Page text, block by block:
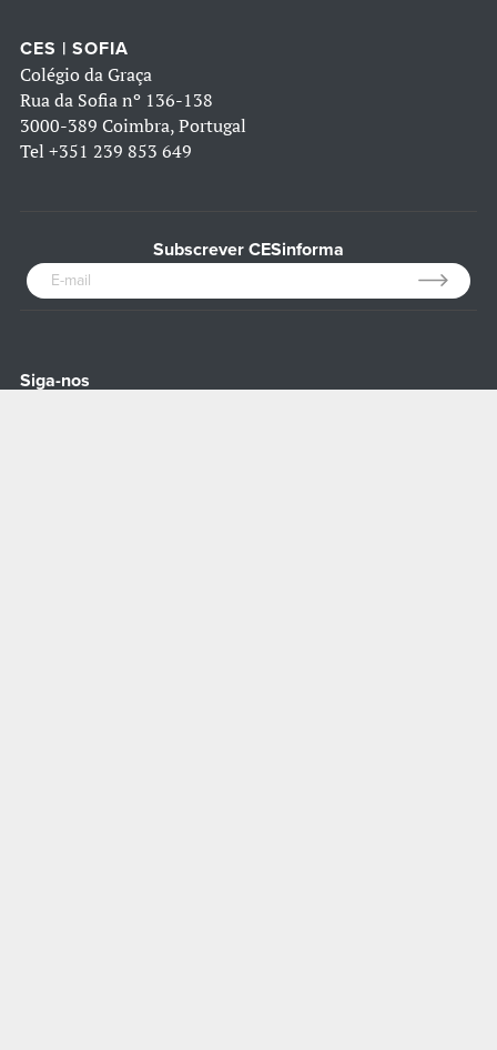
CES | SOFIA
Colégio da Graça
Rua da Sofia nº 136-138
3000-389 Coimbra, Portugal
Tel +351 239 853 649
Subscrever CESinforma
Siga-nos